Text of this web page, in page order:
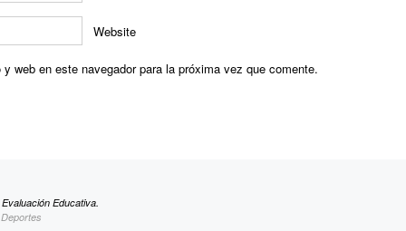
Website
web en este navegador para la próxima vez que comente.
Educativa.